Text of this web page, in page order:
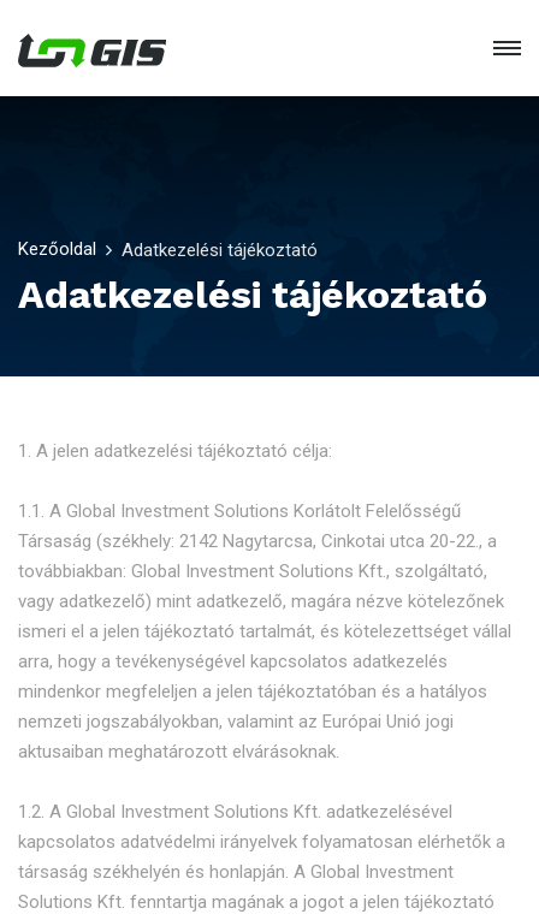
Kezőoldal Adatkezelési tájékoztató
Adatkezelési tájékoztató
1. A jelen adatkezelési tájékoztató célja:
1.1. A Global Investment Solutions Korlátolt Felelősségű
Társaság (székhely: 2142 Nagytarcsa, Cinkotai utca 20-22., a
továbbiakban: Global Investment Solutions Kft., szolgáltató,
vagy adatkezelő) mint adatkezelő, magára nézve kötelezőnek
ismeri el a jelen tájékoztató tartalmát, és kötelezettséget vállal
arra, hogy a tevékenységével kapcsolatos adatkezelés
mindenkor megfeleljen a jelen tájékoztatóban és a hatályos
nemzeti jogszabályokban, valamint az Európai Unió jogi
aktusaiban meghatározott elvárásoknak.
1.2. A Global Investment Solutions Kft. adatkezelésével
kapcsolatos adatvédelmi irányelvek folyamatosan elérhetők a
társaság székhelyén és honlapján. A Global Investment
Solutions Kft. fenntartja magának a jogot a jelen tájékoztató